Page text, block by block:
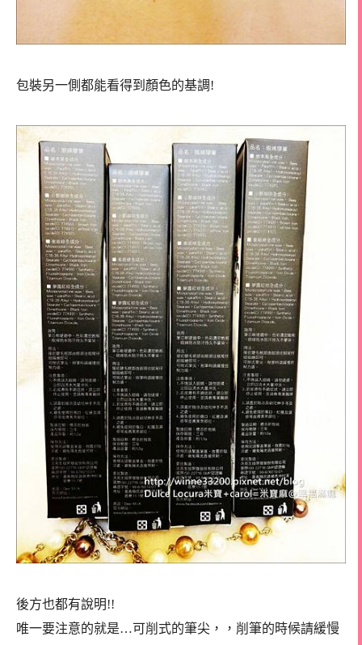
包裝另一側都能看得到顏色的基調!
後方也都有說明!!
唯一要注意的就是…可削式的筆尖，，削筆的時候請緩慢